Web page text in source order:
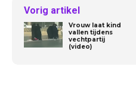
Vorig artikel
Vrouw laat kind
vallen tijdens
vechtpartij
(video)